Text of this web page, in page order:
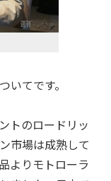
てです。
トのロードリッ
市場は成熟して
よりモトローラ